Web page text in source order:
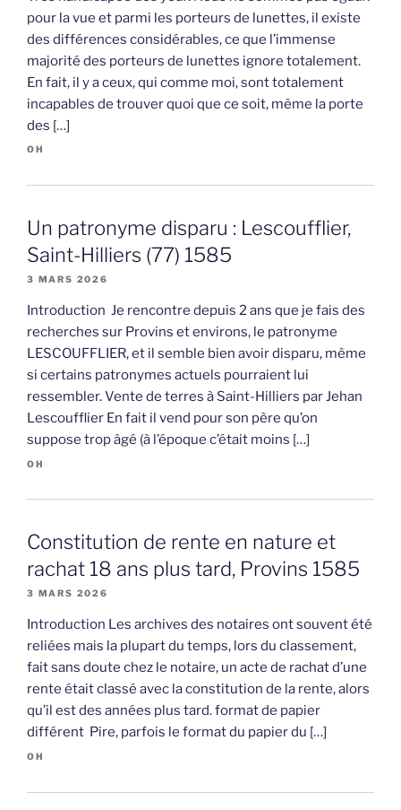
pour la vue et parmi les porteurs de lunettes, il existe
des différences considérables, ce que l’immense
majorité des porteurs de lunettes ignore totalement.
En fait, il y a ceux, qui comme moi, sont totalement
incapables de trouver quoi que ce soit, même la porte
des […]
OH
Un patronyme disparu : Lescoufflier,
Saint-Hilliers (77) 1585
3 MARS 2026
Introduction Je rencontre depuis 2 ans que je fais des
recherches sur Provins et environs, le patronyme
LESCOUFFLIER, et il semble bien avoir disparu, même
si certains patronymes actuels pourraient lui
ressembler. Vente de terres à Saint-Hilliers par Jehan
Lescoufflier En fait il vend pour son père qu’on
suppose trop âgé (à l’époque c’était moins […]
OH
Constitution de rente en nature et
rachat 18 ans plus tard, Provins 1585
3 MARS 2026
Introduction Les archives des notaires ont souvent été
reliées mais la plupart du temps, lors du classement,
fait sans doute chez le notaire, un acte de rachat d’une
rente était classé avec la constitution de la rente, alors
qu’il est des années plus tard. format de papier
différent Pire, parfois le format du papier du […]
OH